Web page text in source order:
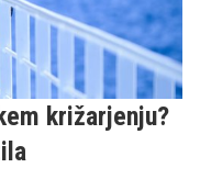
križarjenju?